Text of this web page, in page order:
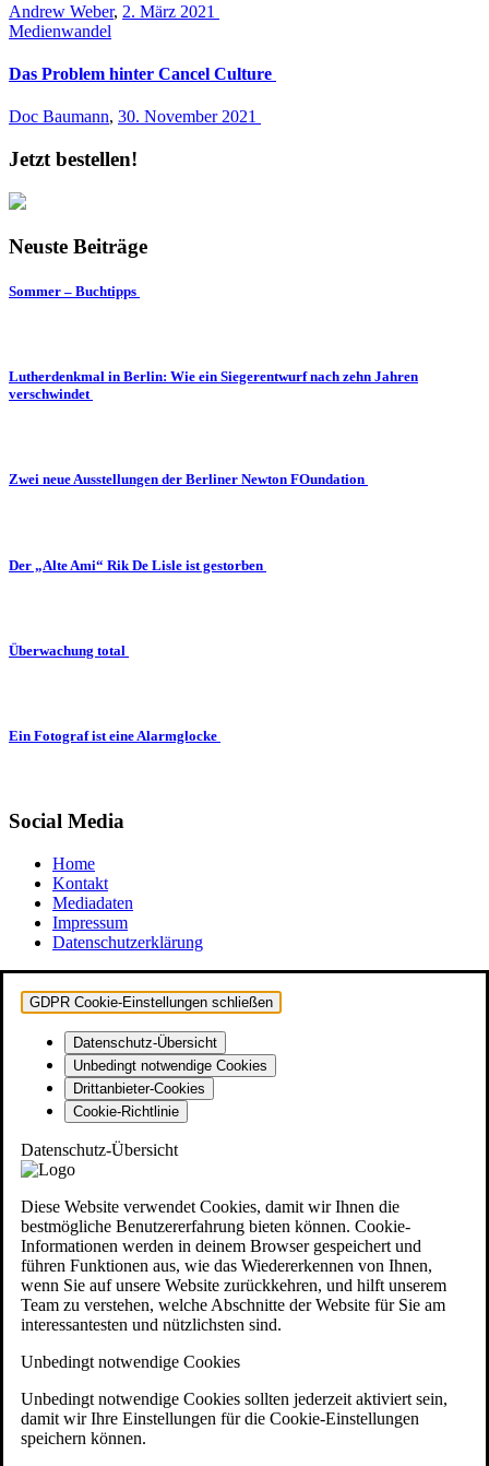
Andrew Weber, 2. März 2021
Medienwandel
Das Problem hinter Cancel Culture
Doc Baumann, 30. November 2021
Jetzt bestellen!
Neuste Beiträge
Sommer – Buchtipps
Lutherdenkmal in Berlin: Wie ein Siegerentwurf nach zehn Jahren
verschwindet
Zwei neue Ausstellungen der Berliner Newton FOundation
Der „Alte Ami“ Rik De Lisle ist gestorben
Überwachung total
Ein Fotograf ist eine Alarmglocke
Social Media
Home
Kontakt
Mediadaten
Impressum
Datenschutzerklärung
GDPR Cookie-Einstellungen schließen
Datenschutz-Übersicht
Unbedingt notwendige Cookies
Drittanbieter-Cookies
Cookie-Richtlinie
Datenschutz-Übersicht
Diese Website verwendet Cookies, damit wir Ihnen die
bestmögliche Benutzererfahrung bieten können. Cookie-
Informationen werden in deinem Browser gespeichert und
führen Funktionen aus, wie das Wiedererkennen von Ihnen,
wenn Sie auf unsere Website zurückkehren, und hilft unserem
Team zu verstehen, welche Abschnitte der Website für Sie am
interessantesten und nützlichsten sind.
Unbedingt notwendige Cookies
Unbedingt notwendige Cookies sollten jederzeit aktiviert sein,
damit wir Ihre Einstellungen für die Cookie-Einstellungen
speichern können.